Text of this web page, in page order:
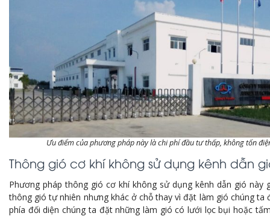
Ưu điểm của phương pháp này là chi phí đầu tư thấp, không tốn
Thông gió cơ khí không sử dụng kênh dẫn
Phương pháp thông gió cơ khí không sử dụng kênh dẫn gió này
thông gió tự nhiên nhưng khác ở chỗ thay vì đặt làm gió chúng
phía đối diện chúng ta đặt những làm gió có lưới lọc bụi hoặc